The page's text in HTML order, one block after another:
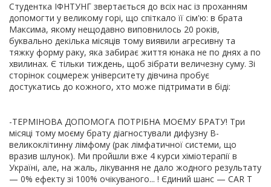
Студентка ІФНТУНГ звертається до всіх нас із проханням
допомогти у великому горі, що спіткало її сім'ю: в брата
Максима, якому нещодавно виповнилось 20 років,
буквально декілька місяців тому виявили агресивну та
тяжку форму раку, яка забирає життя юнака не по днях а по
хвилинах. Є тільки тиждень, щоб зібрати величезну суму. Зі
сторінок соцмереж університету дівчина пробує
достукатись до кожного, хто може підтримати в біді:
-ТЕРМІНОВА ДОПОМОГА ПОТРІБНА МОЄМУ БРАТУ! Три
місяці тому моєму брату діагностували дифузну В-
великоклітинну лімфому (рак лімфатичної системи, що
вразив шлунок). Ми пройшли вже 4 курси хіміотерапії в
Україні, але, на жаль, лікування не дало жодного результату
— 0% ефекту зі 100% очікуваного... ! Єдиний шанс — CAR T